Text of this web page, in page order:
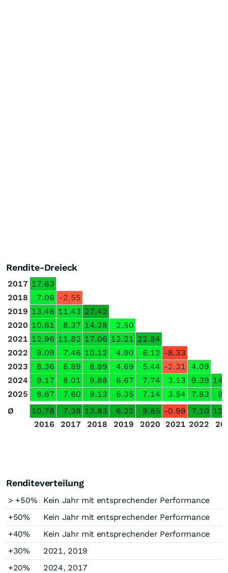
Rendite-Dreieck
2017 17.63
2018
7.06 -2.55
2019 13.46 11.43 27.42
2020 10.61 8.37 14.28
2.50
2021 12.96 11.82 17.06 12.21 22.84
2022
9.09 7.46 10.12 4.90 6.12 -8.33
2023
8.36 6.89 8.89 4.69 5.44 -2.31
4.09
2024
9.17 8.01 9.88 6.67 7.74 3.13 9.39
2025
8.67 7.60 9.13 6.35 7.14 3.54 7.83
Ø
10.78 7.38 13.83 6.22 9.85 -0.99 7.10
2016
2017 2018 2019 2020 2021 2022
Renditeverteilung
> +50%
Kein Jahr mit entsprechender Performance
+50%
Kein Jahr mit entsprechender Performance
+40%
Kein Jahr mit entsprechender Performance
+30%
2021, 2019
+20%
2024, 2017